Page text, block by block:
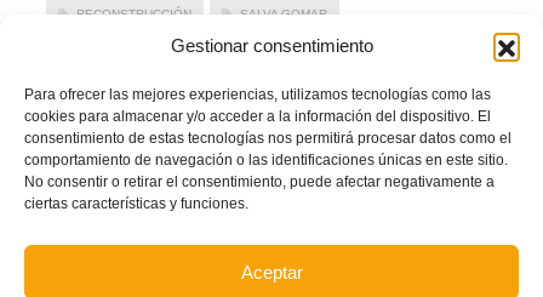
Gestionar consentimiento
Para ofrecer las mejores experiencias, utilizamos tecnologías como las
cookies para almacenar y/o acceder a la información del dispositivo. El
consentimiento de estas tecnologías nos permitirá procesar datos como el
comportamiento de navegación o las identificaciones únicas en este sitio.
No consentir o retirar el consentimiento, puede afectar negativamente a
ciertas características y funciones.
Aceptar
RECONSTRUCCIÓN SALVA GOMAR
PUBLICADO EN NOTICIAS FFCV NO COMMENTS